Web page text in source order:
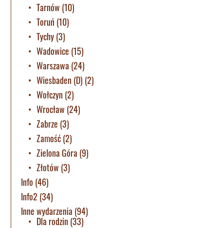
Tarnów (10)
Toruń (10)
Tychy(3)
Wadowice (15)
Warszawa (24)
Wiesbaden (D) (2)
Wołczyn (2)
Wrocław (24)
Zabrze (3)
Zamość(2)
Zielona Góra (9)
Złotów (3)
Info (46)
Info2 (34)
Inne wydarzenia (94)
Dla rodzin (33)